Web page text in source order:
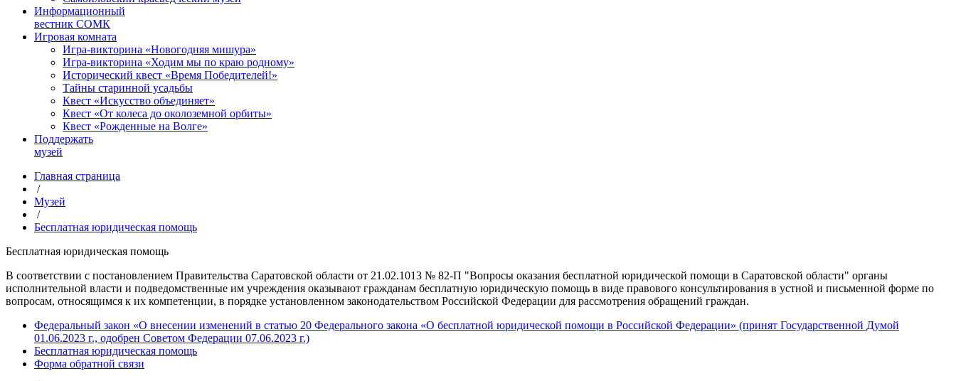
Информационный
вестник СОМК
Игровая комната
Игра-викторина «Новогодняя мишура»
Игра-викторина «Ходим мы по краю родному»
Исторический квест «Время Победителей!»
Тайны старинной усадьбы
Квест «Искусство объединяет»
Квест «От колеса до околоземной орбиты»
Квест «Рожденные на Волге»
Поддержать
музей
Главная страница
/
Музей
/
Бесплатная юридическая помощь
Бесплатная юридическая помощь
В соответствии с постановлением Правительства Саратовской области от 21.02.1013 № 82-П "Вопросы оказания бесплатной юридической помощи в Саратовской области" органы
исполнительной власти и подведомственные им учреждения оказывают гражданам бесплатную юридическую помощь в виде правового консультирования в устной и письменной форме по
вопросам, относящимся к их компетенции, в порядке установленном законодательством Российской Федерации для рассмотрения обращений граждан.
Федеральный закон «О внесении изменений в статью 20 Федерального закона «О бесплатной юридической помощи в Российской Федерации» (принят Государственной Думой
01.06.2023 г., одобрен Советом Федерации 07.06.2023 г.)
Бесплатная юридическая помощь
Форма обратной связи